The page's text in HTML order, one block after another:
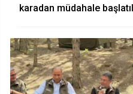
karadan müdahale